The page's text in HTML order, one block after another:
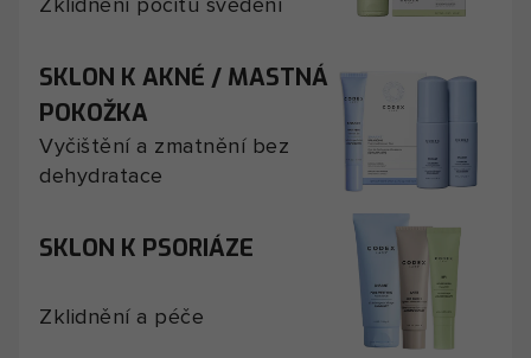
SKLON K AKNÉ / MASTNÁ
POKOŽKA
Vyčištění a zmatnění bez
dehydratace
SKLON K PSORIÁZE
Zklidnění a péče